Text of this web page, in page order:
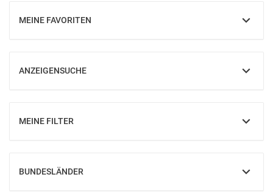
MEINE FAVORITEN
EINBLENDEN
ANZEIGENSUCHE
EINBLENDEN
MEINE FILTER
EINBLENDEN
BUNDESLÄNDER
EINBLENDEN